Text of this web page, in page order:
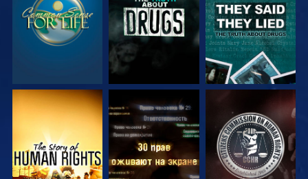
СМОТРЕТЬ СМОТРЕТЬ СМОТРЕТЬ